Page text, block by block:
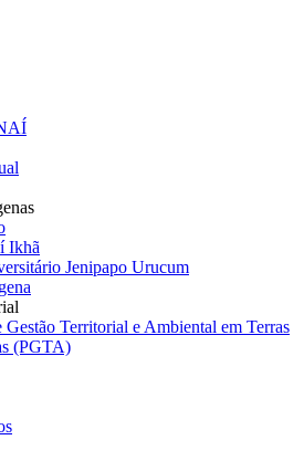
Ikhã
Jenipapo Urucum
Gestão Territorial e Ambiental em Terras
(PGTA)